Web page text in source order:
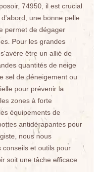
74950, il est crucial
une bonne pelle
permet de dégager
Pour les grandes
être un allié de
quantités de neige
sel de déneigement ou
pour prévenir la
zones à forte
équipements de
antidérapantes pour
nous nous
et outils pour
soit une tâche efficace